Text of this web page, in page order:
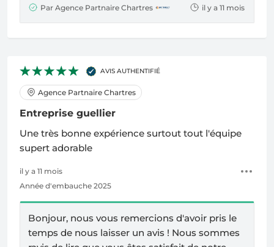
Par Agence Partnaire Chartres il y a 11 mois
AVIS AUTHENTIFIÉ
Agence Partnaire Chartres
Entreprise guellier
Une très bonne expérience surtout tout l'équipe
supert adorable
il y a 11 mois
Année d'embauche 2025
Bonjour, nous vous remercions d'avoir pris le
temps de nous laisser un avis ! Nous sommes